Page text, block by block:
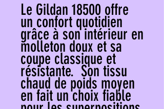
Le Gildan 18500 offre
un confort quotidien
grâce à son intérieur en
molleton doux et sa
coupe classique et
résistante.  Son tissu
chaud de poids moyen
en fait un choix fiable